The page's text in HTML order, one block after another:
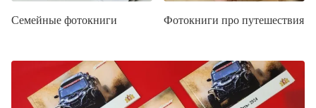
Семейные фотокниги Фотокниги про путешествия